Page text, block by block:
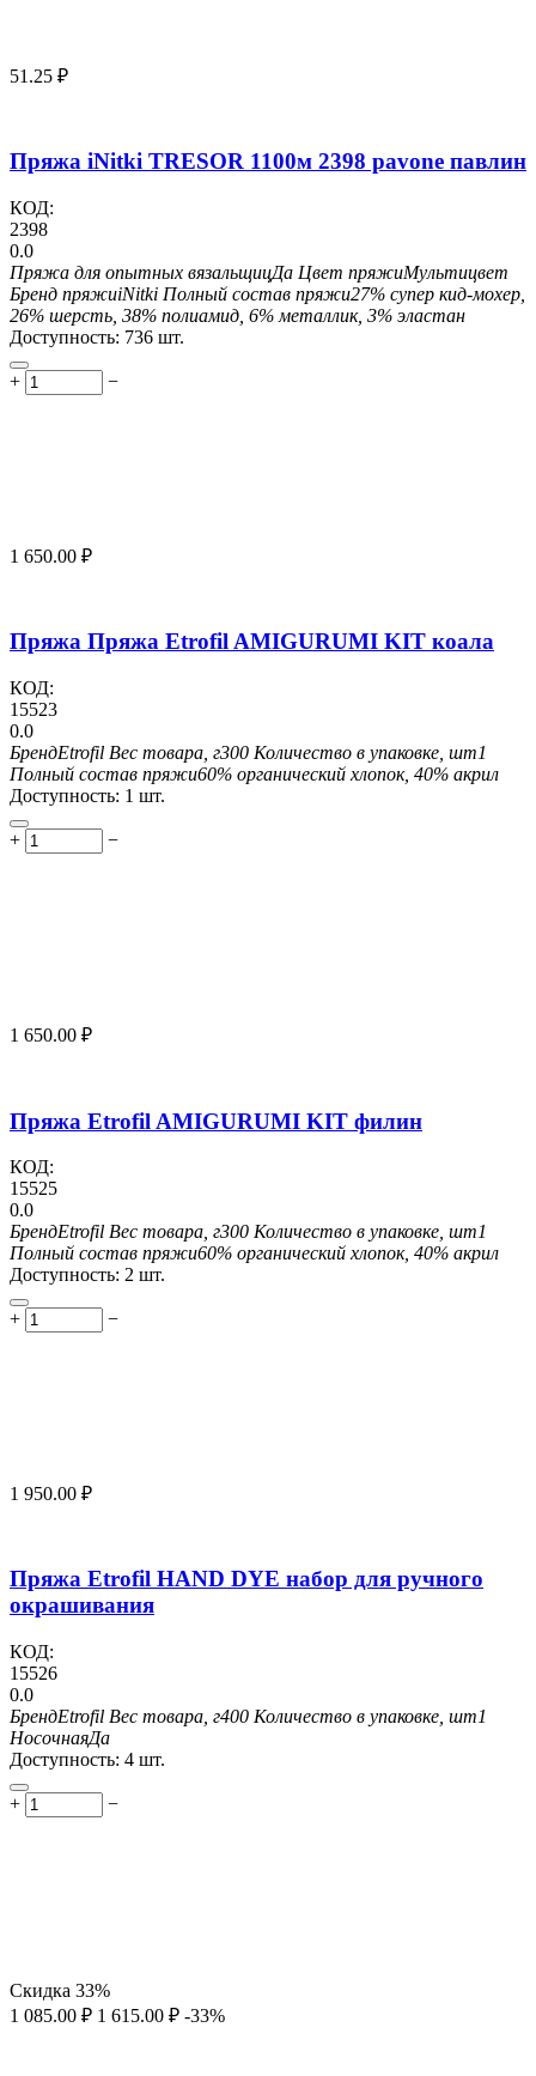
51.25 ₽
Пряжа iNitki TRESOR 1100м 2398 pavone павлин
КОД:
2398
0.0
Пряжа для опытных вязальщицДа Цвет пряжиМультицвет
Бренд пряжиiNitki Полный состав пряжи27% супер кид-мохер,
26% шерсть, 38% полиамид, 6% металлик, 3% эластан
Доступность: 736 шт.
+ −
1 650.00 ₽
Пряжа Пряжа Etrofil AMIGURUMI KIT коала
КОД:
15523
0.0
БрендEtrofil Вес товара, г300 Количество в упаковке, шт1
Полный состав пряжи60% органический хлопок, 40% акрил
Доступность: 1 шт.
+ −
1 650.00 ₽
Пряжа Etrofil AMIGURUMI KIT филин
КОД:
15525
0.0
БрендEtrofil Вес товара, г300 Количество в упаковке, шт1
Полный состав пряжи60% органический хлопок, 40% акрил
Доступность: 2 шт.
+ −
1 950.00 ₽
Пряжа Etrofil HAND DYE набор для ручного
окрашивания
КОД:
15526
0.0
БрендEtrofil Вес товара, г400 Количество в упаковке, шт1
НосочнаяДа
Доступность: 4 шт.
+ −
Скидка 33%
1 085.00 ₽ 1 615.00 ₽ -33%